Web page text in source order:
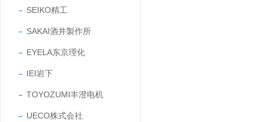
SEIKO精工
SAKAI酒井製作所
EYELA东京理化
IEI岩下
TOYOZUMI丰澄电机
UECO株式会社